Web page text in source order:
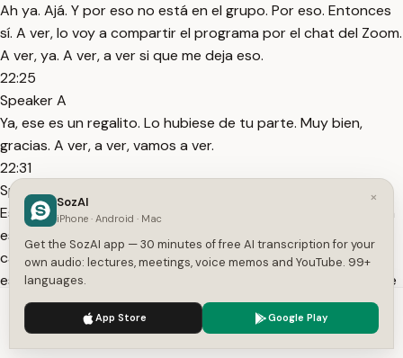
Ah ya. Ajá. Y por eso no está en el grupo. Por eso. Entonces
sí. A ver, lo voy a compartir el programa por el chat del Zoom.
A ver, ya. A ver, a ver si que me deja eso.
22:25
Speaker A
Ya, ese es un regalito. Lo hubiese de tu parte. Muy bien,
gracias. A ver, a ver, vamos a ver.
22:31
Speaker A
Estoy cargando por el chat del Zoom, el instalador. A ver, un
esperen un segundo que que bueno, unos minutos que
cargue porque es más o menos 600 megas. Los que ya
están parte del grupo hay un grupo del curso, ¿no? Ahí sí se
les compartió
22:46
Speaker A
We use cookies to enhance your experience.
×
SozAI
iPhone · Android · Mac
Get the SozAI app — 30 minutes of free AI transcription for your
own audio: lectures, meetings, voice memos and YouTube. 99+
languages.
App Store Google Play